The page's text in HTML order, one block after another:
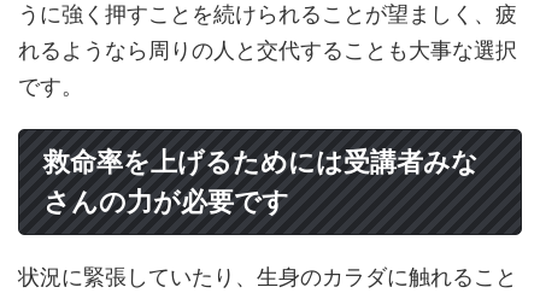
うに強く押すことを続けられることが望ましく、疲
れるようなら周りの人と交代することも大事な選択
です。
救命率を上げるためには受講者みな
さんの力が必要です
状況に緊張していたり、生身のカラダに触れること